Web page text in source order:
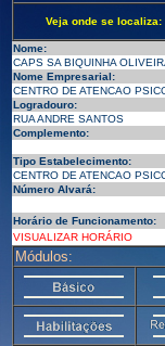
Veja onde se localiza:
Nome:
CAPS SA BIQUINHA
Nome Empresarial:
CENTRO DE ATENCAO
Logradouro:
RUA ANDRE SANTOS
Complemento:
Tipo Estabelecimento:
CENTRO DE ATENCAO
Número Alvará:
Horário de Funcionamento:
VISUALIZAR HORÁRIO
Módulos: